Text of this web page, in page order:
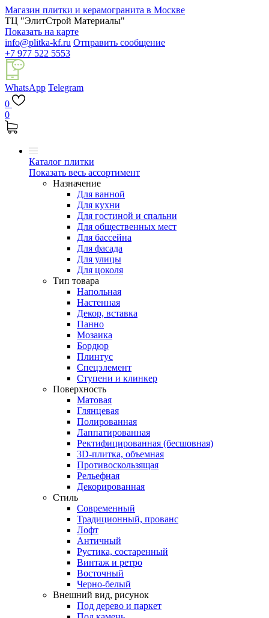
Магазин плитки и керамогранита в Москве
ТЦ "ЭлитСтрой Материалы"
Показать на карте
info@plitka-kf.ru Отправить сообщение
+7 977 522 5553
WhatsApp Telegram
0
0
Каталог плитки
Показать весь ассортимент
Назначение
Для ванной
Для кухни
Для гостиной и спальни
Для общественных мест
Для бассейна
Для фасада
Для улицы
Для цоколя
Тип товара
Напольная
Настенная
Декор, вставка
Панно
Мозаика
Бордюр
Плинтус
Спецэлемент
Ступени и клинкер
Поверхность
Матовая
Глянцевая
Полированная
Лаппатированная
Ректифицированная (бесшовная)
3D-плитка, объемная
Противоскользящая
Рельефная
Декорированная
Стиль
Современный
Традиционный, прованс
Лофт
Античный
Рустика, состаренный
Винтаж и ретро
Восточный
Черно-белый
Внешний вид, рисунок
Под дерево и паркет